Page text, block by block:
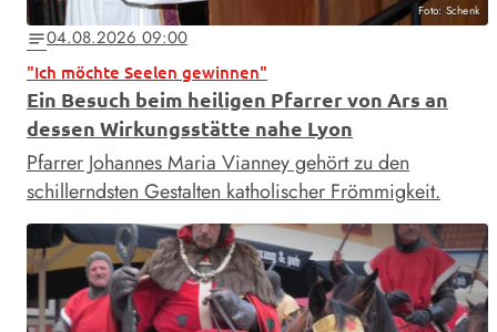
Foto: Schenk
notes04.08.2026 09:00
"Ich möchte Seelen gewinnen"
Ein Besuch beim heiligen Pfarrer von Ars an
dessen Wirkungsstätte nahe Lyon
Pfarrer Johannes Maria Vianney gehört zu den
schillerndsten Gestalten katholischer Frömmigkeit.